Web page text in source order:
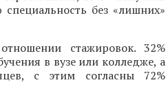
без «лишних»
стажировок. 32%
в вузе или колледже, а
с этим согласны 72%